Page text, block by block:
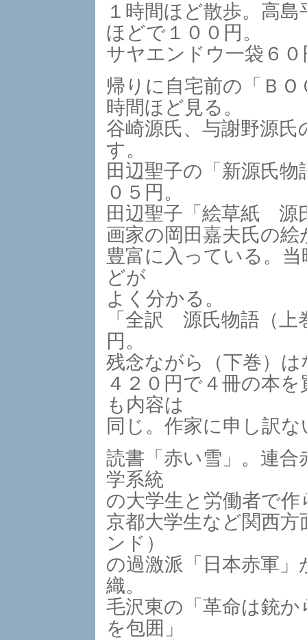
１時間ほど散歩。高
ほどで１００円。
サヤエンドウ一袋６０
帰りに自宅前の「Ｂ
時間ほど見る。
谷崎源氏、与謝野源
す。
田辺聖子の「新源氏
０５円。
田辺聖子「絵草紙 源
画家の岡田嘉夫氏の絵
豊富に入っている。
どが
よく分かる。
「全訳 源氏物語（上
円。
残念ながら（下巻）
４２０円で４冊の本
も内容は
同じ。作家に申し訳
読書「赤い雪」。連
学系統
の大学生と労働者で
京都大学生など関西
ンド）
の過激派「日本赤軍
織。
毛沢東の「革命は銃
を包囲」